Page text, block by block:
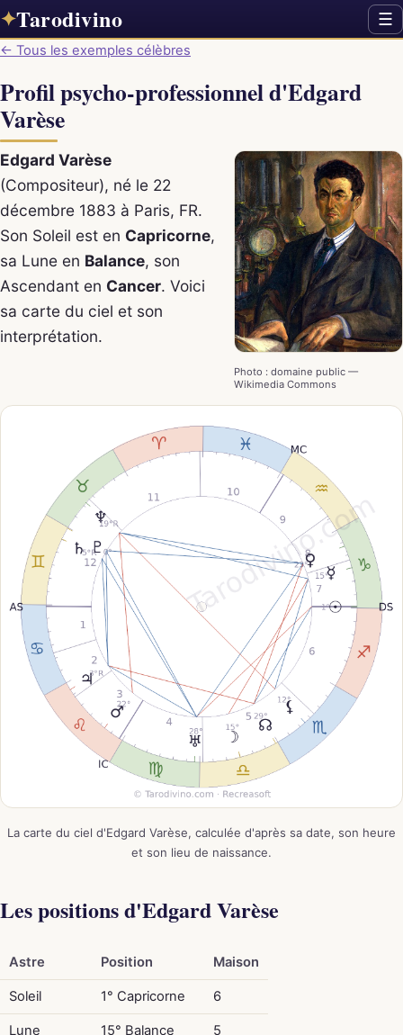
✦Tarodivino ☰
← Tous les exemples célèbres
Profil psycho-professionnel d'Edgard
Varèse
Photo : domaine public —
Wikimedia Commons
Edgard Varèse
(Compositeur), né le 22
décembre 1883 à Paris, FR.
Son Soleil est en Capricorne,
sa Lune en Balance, son
Ascendant en Cancer. Voici
sa carte du ciel et son
interprétation.
La carte du ciel d'Edgard Varèse, calculée d'après sa date, son heure
et son lieu de naissance.
Les positions d'Edgard Varèse
Astre Position Maison
Soleil 1° Capricorne 6
Lune 15° Balance 5